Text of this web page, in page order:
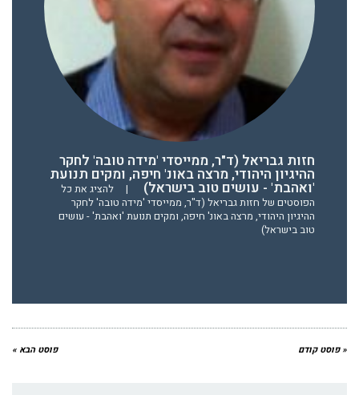
חזות גבריאל (ד"ר, ממייסדי 'מידה טובה' לחקר
ההיגיון היהודי, מרצה באונ' חיפה, ומקים תנועת
'ואהבת' - עושים טוב בישראל) |
להציג את כל
הפוסטים של חזות גבריאל (ד"ר, ממייסדי 'מידה טובה' לחקר
ההיגיון היהודי, מרצה באונ' חיפה, ומקים תנועת 'ואהבת' - עושים
טוב בישראל)
« פוסט קודם פוסט הבא »